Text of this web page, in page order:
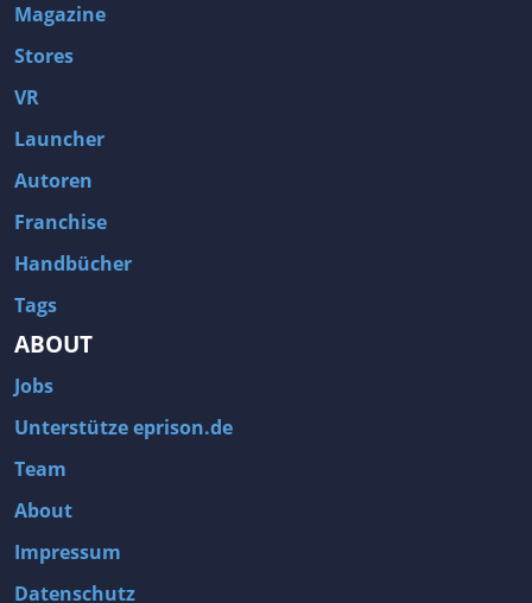
Magazine
Stores
VR
Launcher
Autoren
Franchise
Handbücher
Tags
ABOUT
Jobs
Unterstütze eprison.de
Team
About
Impressum
Datenschutz